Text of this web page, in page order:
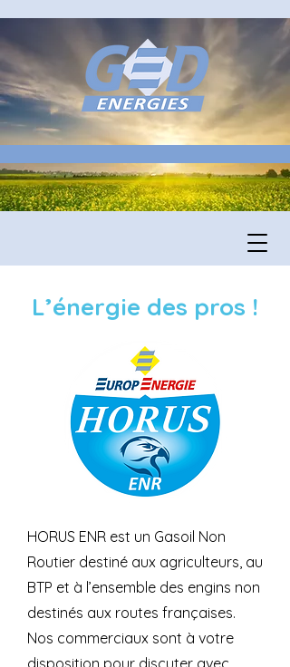
L’énergie des pros !
HORUS ENR est un Gasoil Non
Routier destiné aux agriculteurs, au
BTP et à l’ensemble des engins non
destinés aux routes françaises.
Nos commerciaux sont à votre
disposition pour discuter avec